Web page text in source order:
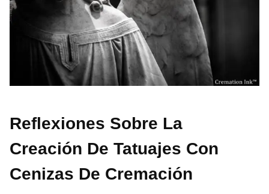
Reflexiones Sobre La
Creación De Tatuajes Con
Cenizas De Cremación